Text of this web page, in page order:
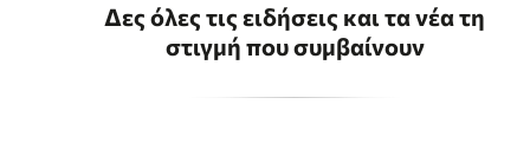
Δες όλες τις ειδήσεις και τα νέα τη
στιγμή που συμβαίνουν